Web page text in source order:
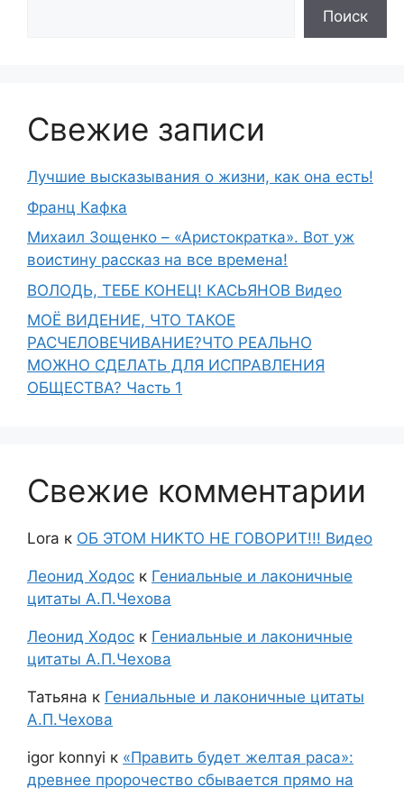
Поиск
Свежие записи
Лучшие высказывания о жизни, как она есть!
Франц Кафка
Михаил Зощенко – «Аристократка». Вот уж
воистину рассказ на все времена!
ВОЛОДЬ, ТЕБЕ КОНЕЦ! КАСЬЯНОВ Видео
МОЁ ВИДЕНИЕ, ЧТО ТАКОЕ
РАСЧЕЛОВЕЧИВАНИЕ?ЧТО РЕАЛЬНО
МОЖНО СДЕЛАТЬ ДЛЯ ИСПРАВЛЕНИЯ
ОБЩЕСТВА? Часть 1
Свежие комментарии
Lora к ОБ ЭТОМ НИКТО НЕ ГОВОРИТ!!! Видео
Леонид Ходос к Гениальные и лаконичные
цитаты А.П.Чехова
Леонид Ходос к Гениальные и лаконичные
цитаты А.П.Чехова
Татьяна к Гениальные и лаконичные цитаты
А.П.Чехова
igor konnyi к «Править будет желтая раса»:
древнее пророчество сбывается прямо на